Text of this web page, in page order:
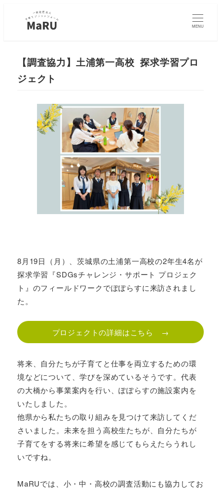
MENU
【調査協力】土浦第一高校 探求学習プロ
ジェクト
8月19日（月）、茨城県の土浦第一高校の2年生4名が
探求学習『SDGsチャレンジ・サポート プロジェク
ト』のフィールドワークでぽぽらすに来訪されまし
た。
プロジェクトの詳細はこちら →
将来、自分たちが子育てと仕事を両立するための環
境などについて、学びを深めているそうです。代表
の大橋から事業案内を行い、ぽぽらすの施設案内を
いたしました。
他県から私たちの取り組みを見つけて来訪してくだ
さいました。未来を担う高校生たちが、自分たちが
子育てをする将来に希望を感じてもらえたらうれし
いですね。
MaRUでは、小・中・高校の調査活動にも協力してお